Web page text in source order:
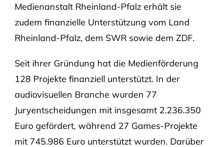
Medienanstalt Rheinland-Pfalz erhält sie
zudem finanzielle Unterstützung vom Land
Rheinland-Pfalz, dem SWR sowie dem ZDF.
Seit ihrer Gründung hat die Medienförderung
128 Projekte finanziell unterstützt. In der
audiovisuellen Branche wurden 77
Juryentscheidungen mit insgesamt 2.236.350
Euro gefördert, während 27 Games-Projekte
mit 745.986 Euro unterstützt wurden. Darüber